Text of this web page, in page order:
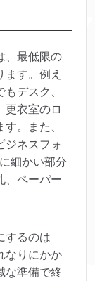
、最低限の
す。例え
デスク、
更衣室のロ
。また、
ジネスフォ
細かい部分
、ペーパー
するのは
なりにかか
な準備で終